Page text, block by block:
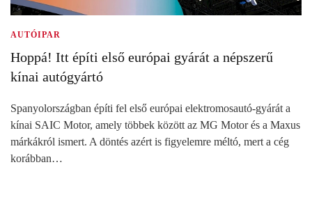
AUTÓIPAR
Hoppá! Itt építi első európai gyárát a népszerű
kínai autógyártó
Spanyolországban építi fel első európai elektromosautó-gyárát a
kínai SAIC Motor, amely többek között az MG Motor és a Maxus
márkákról ismert. A döntés azért is figyelemre méltó, mert a cég
korábban…